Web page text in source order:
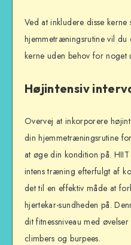
Ved at inkludere disse
hjemmetræningsrutine vil
kerne uden behov for noget
Højintensiv
Overvej at inkorporere
din hjemmetræningsrutine
at øge din kondition på.
intens træning efterfulgt af
det til en effektiv måde at
hjertekar-sundheden på.
dit fitnessniveau med
climbers og burpees.